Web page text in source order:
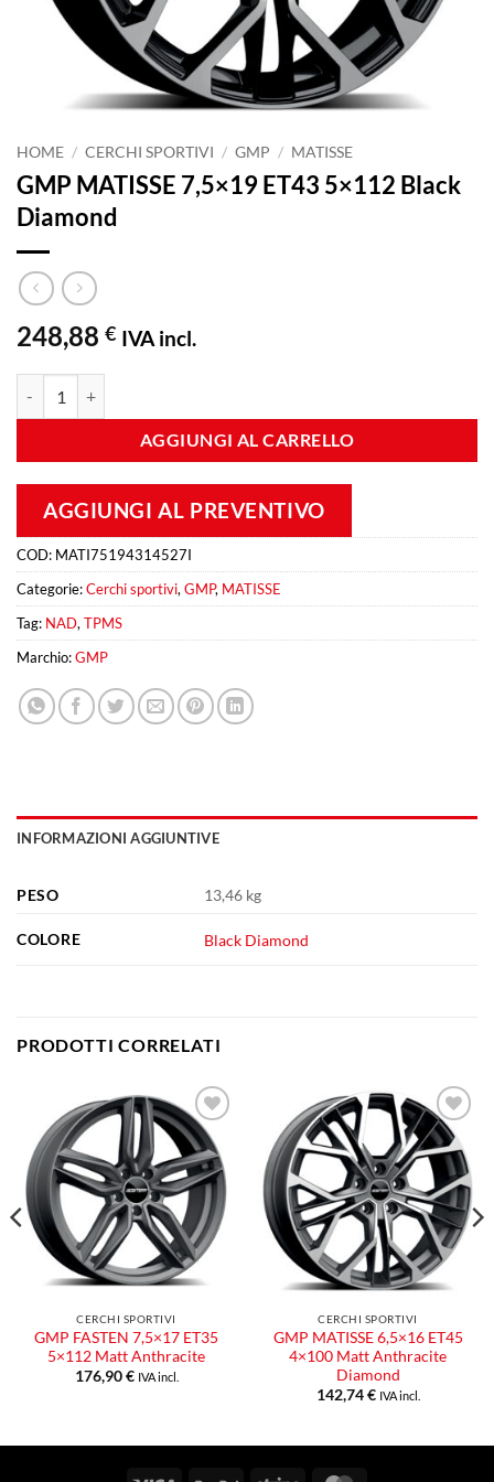
HOME / CERCHI SPORTIVI / GMP / MATISSE
GMP MATISSE 7,5×19 ET43 5×112 Black
Diamond
248,88 € IVA incl.
AGGIUNGI AL CARRELLO
AGGIUNGI AL PREVENTIVO
COD: MATI75194314527I
Categorie:Cerchi sportivi,GMP, MATISSE
Tag: NAD,TPMS
Marchio:GMP
INFORMAZIONI AGGIUNTIVE
PESO 13,46 kg
COLORE Black Diamond
PRODOTTI CORRELATI
Aggiungi
alla lista
dei
desideri
CERCHI SPORTIVI
GMP FASTEN 7,5×17 ET35
5×112 Matt Anthracite
176,90€ IVA incl.
Aggiungi
alla lista
dei
desideri
CERCHI SPORTIVI
GMP MATISSE 6,5×16 ET45
4×100 Matt Anthracite
Diamond
142,74€ IVA incl.